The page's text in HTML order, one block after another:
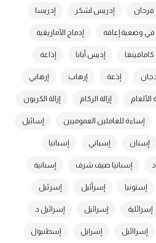
فرحان إدريس لشكر إدريسا
في وضعية إعاقة إدماج الأمازيغية
كامافينغا إديس أبابا إذاعة
إذعة إرهاب إرهابي
الألغام إزالة الركام إزالة الكربون
إساءة للعاملين العموميين إسائيل
إسبان إسباني إسبانيا
إسبانيا ضيف شرف إسبانية
إستونيا إسرأئيل إسرئيل
إسرائلية إسرائيل إسرائيل د
إسراائيل إسرايل إسطنبول